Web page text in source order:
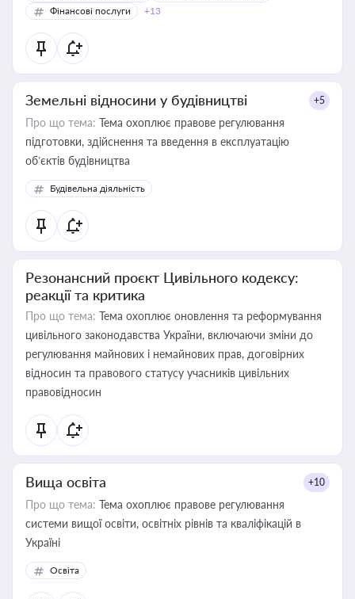
Фінансові послуги
+13
Земельні відносини у будівництві +5
Про що тема: Тема охоплює правове регулювання
підготовки, здійснення та введення в експлуатацію
об’єктів будівництва
Будівельна діяльність
Резонансний проєкт Цивільного кодексу:
реакції та критика
Про що тема: Тема охоплює оновлення та реформування
цивільного законодавства України, включаючи зміни до
регулювання майнових і немайнових прав, договірних
відносин та правового статусу учасників цивільних
правовідносин
Вища освіта +10
Про що тема: Тема охоплює правове регулювання
системи вищої освіти, освітніх рівнів та кваліфікацій в
Україні
Освіта